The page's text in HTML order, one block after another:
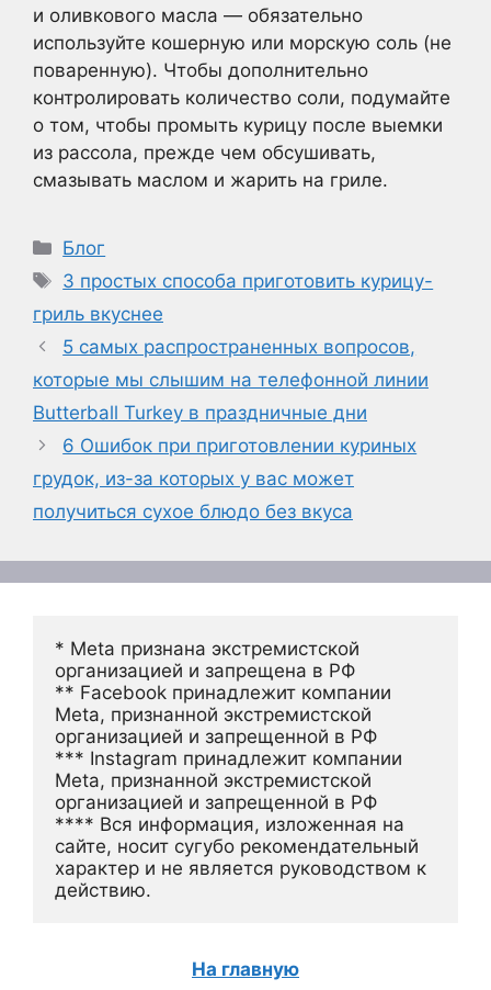
и оливкового масла — обязательно
используйте кошерную или морскую соль (не
поваренную). Чтобы дополнительно
контролировать количество соли, подумайте
о том, чтобы промыть курицу после выемки
из рассола, прежде чем обсушивать,
смазывать маслом и жарить на гриле.
Рубрики
Блог
Метки
3 простых способа приготовить курицу-
гриль вкуснее
5 самых распространенных вопросов,
которые мы слышим на телефонной линии
Butterball Turkey в праздничные дни
6 Ошибок при приготовлении куриных
грудок, из-за которых у вас может
получиться сухое блюдо без вкуса
* Meta признана экстремистской
организацией и запрещена в РФ
** Facebook принадлежит компании
Meta, признанной экстремистской
организацией и запрещенной в РФ
*** Instagram принадлежит компании
Meta, признанной экстремистской
организацией и запрещенной в РФ
**** Вся информация, изложенная на
сайте, носит сугубо рекомендательный
характер и не является руководством к
действию.
На главную